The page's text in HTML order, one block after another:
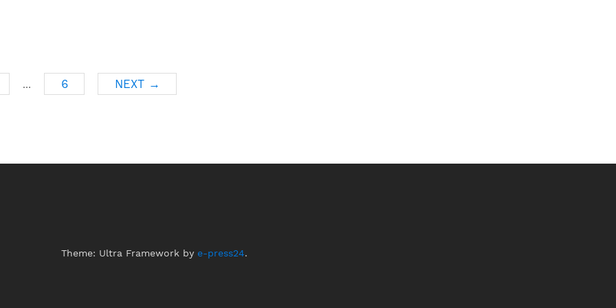
… 6 NEXT →
Theme: Ultra Framework by e-press24.